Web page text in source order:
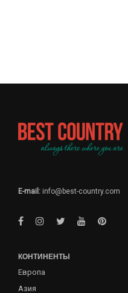
E-mail: info@best-country.com
КОНТИНЕНТЫ
Европа
Азия